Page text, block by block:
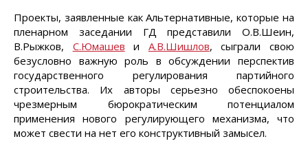
Проекты, заявленные как Альтернативные, которые на
пленарном заседании ГД представили О.В.Шеин,
В.Рыжков, С.Юмашев и А.В.Шишлов, сыграли свою
безусловно важную роль в обсуждении перспектив
государственного регулирования партийного
строительства. Их авторы серьезно обеспокоены
чрезмерным бюрократическим потенциалом
применения нового регулирующего механизма, что
может свести на нет его конструктивный замысел.